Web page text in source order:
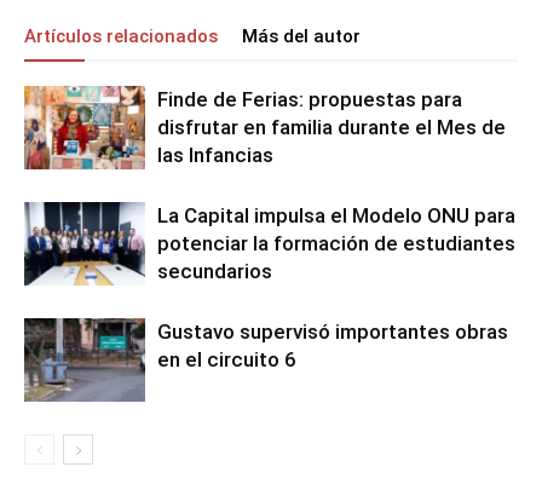
Artículos relacionados Más del autor
Finde de Ferias: propuestas para
disfrutar en familia durante el Mes de
las Infancias
La Capital impulsa el Modelo ONU para
potenciar la formación de estudiantes
secundarios
Gustavo supervisó importantes obras
en el circuito 6